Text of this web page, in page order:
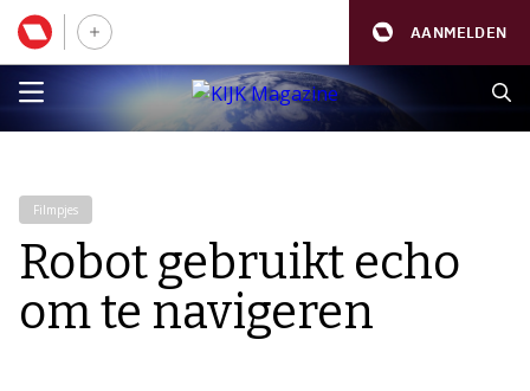
AANMELDEN
Filmpjes
Robot gebruikt echo
om te navigeren